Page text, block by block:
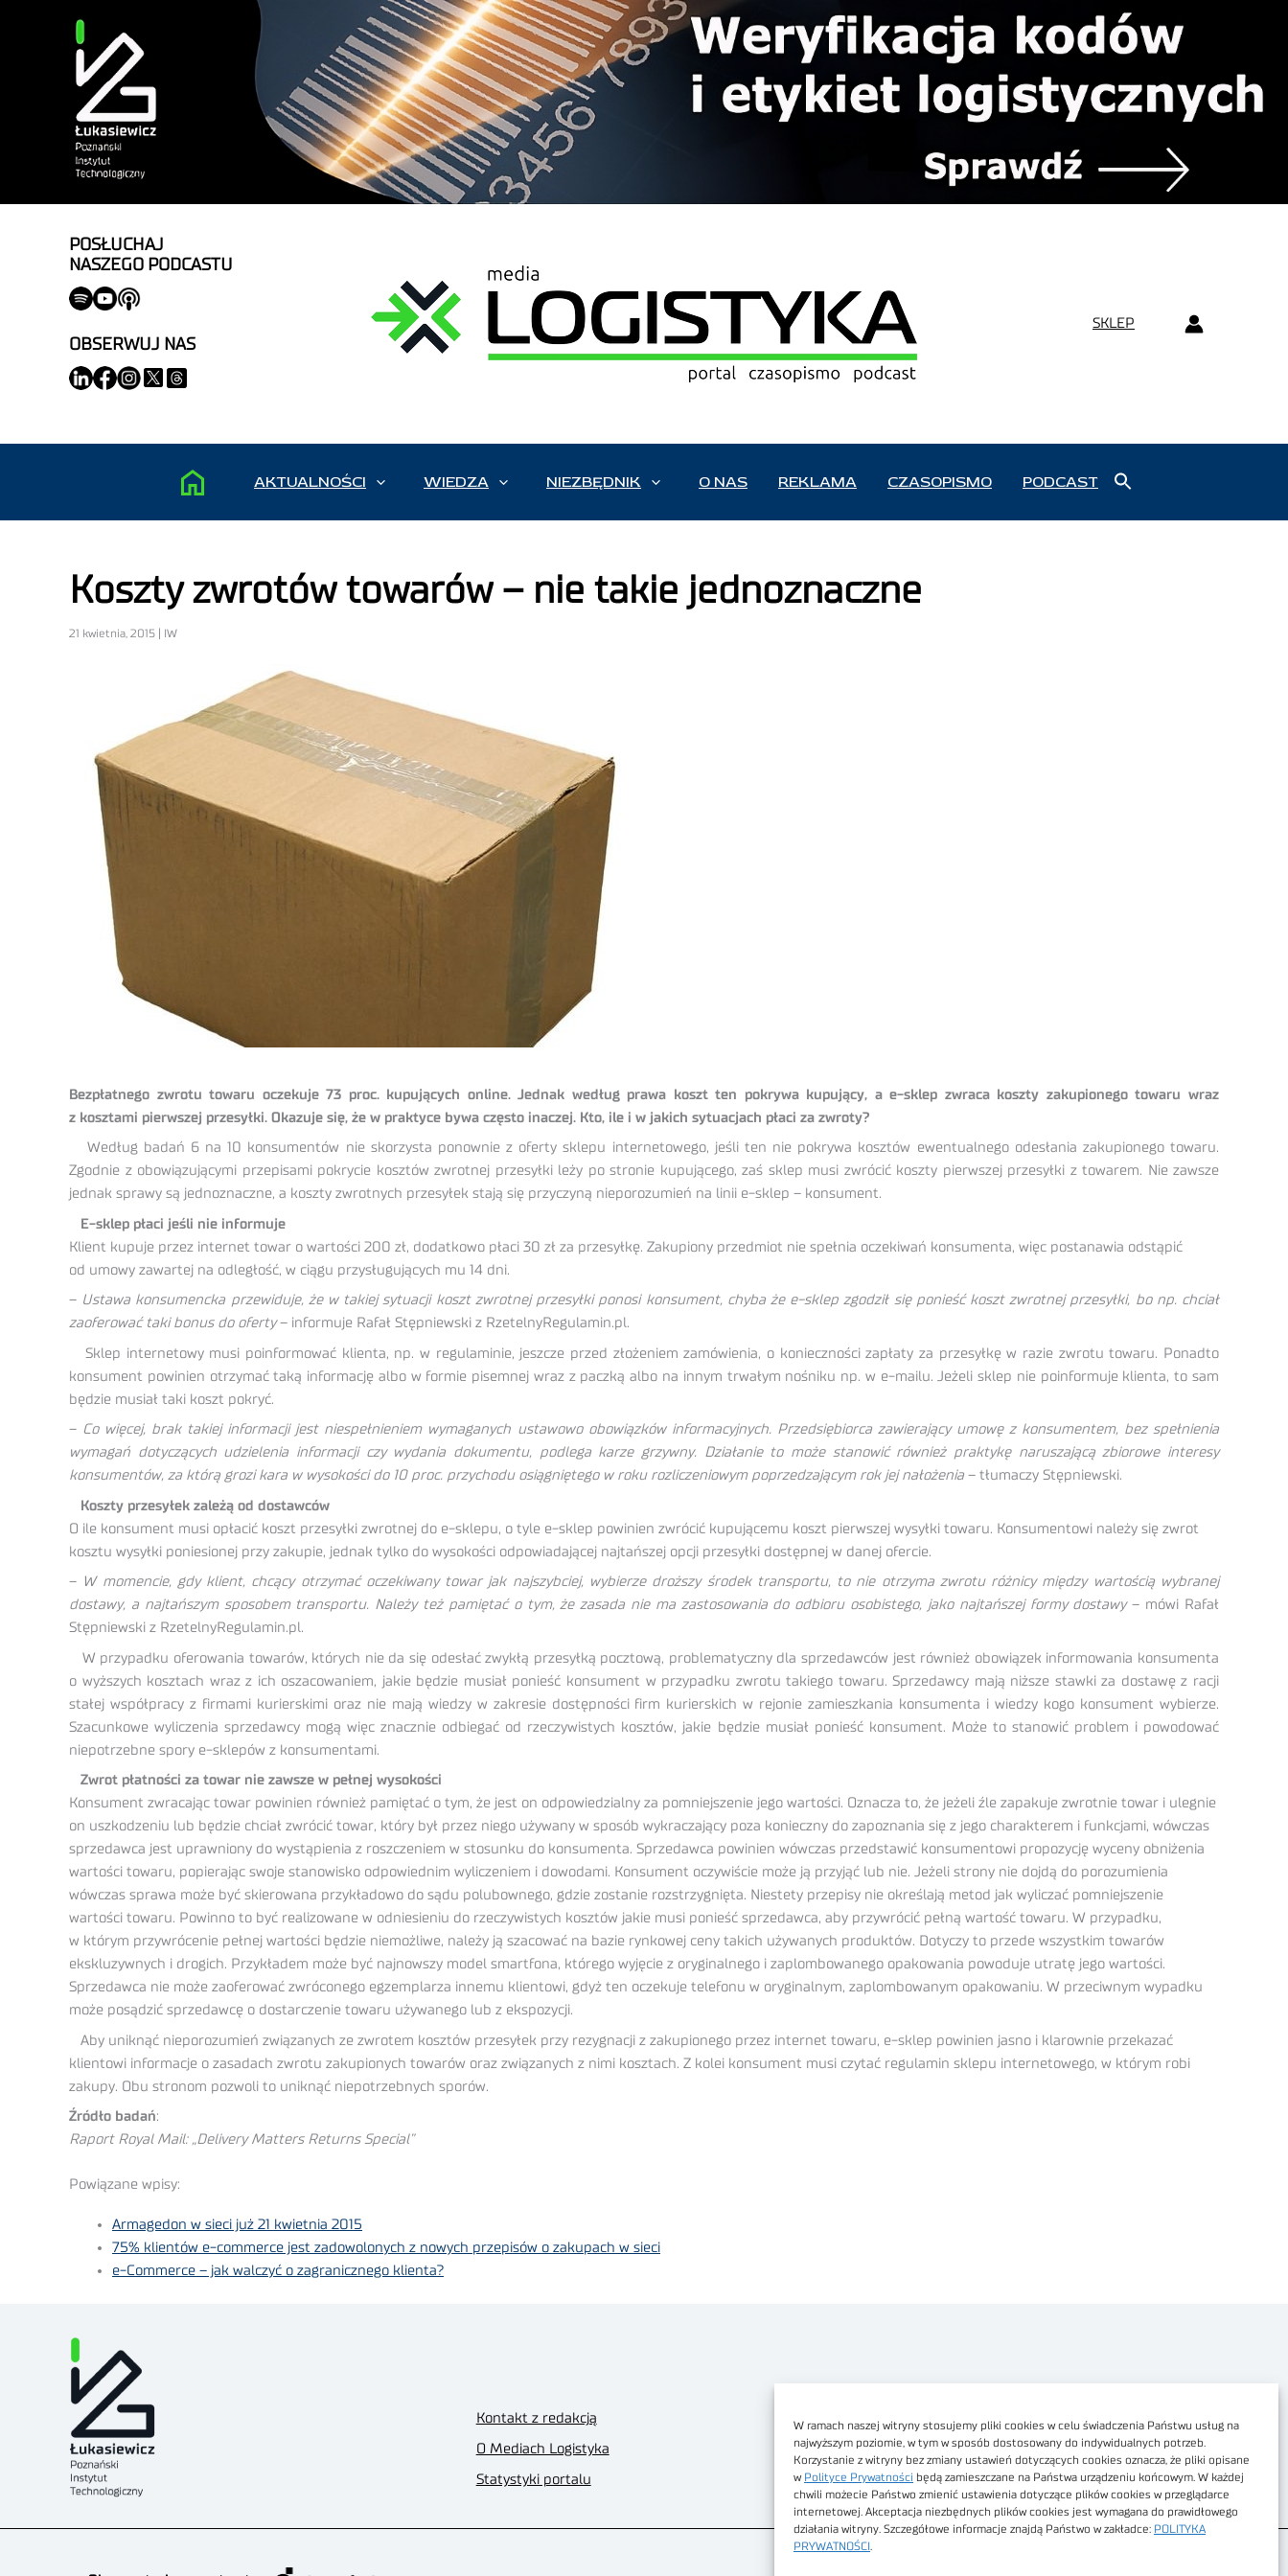
W ramach naszej witryny stosujemy pliki cookies w celu świadczenia Państwu usług na
najwyższym poziomie, w tym w sposób dostosowany do indywidualnych potrzeb.
Korzystanie z witryny bez zmiany ustawień dotyczących cookies oznacza, że pliki opisane
w Polityce Prywatności będą zamieszczane na Państwa urządzeniu końcowym. W każdej
chwili możecie Państwo zmienić ustawienia dotyczące plików cookies w przeglądarce
internetowej. Akceptacja niezbędnych plików cookies jest wymagana do prawidłowego
działania witryny. Szczegółowe informacje znajdą Państwo w zakładce: POLITYKA
PRYWATNOŚCI
POSŁUCHAJ
NASZEGO PODCASTU
OBSERWUJ NAS
SKLEP
AKTUALNOŚCI WIEDZA NIEZBĘDNIK O NAS REKLAMA CZASOPISMO PODCAST
Koszty zwrotów towarów – nie takie jednoznaczne
21 kwietnia, 2015 | IW
Bezpłatnego zwrotu towaru oczekuje 73 proc. kupujących online. Jednak według prawa koszt ten pokrywa kupujący, a e-sklep zwraca koszty zakupionego towaru wraz
z kosztami pierwszej przesyłki. Okazuje się, że w praktyce bywa często inaczej. Kto, ile i w jakich sytuacjach płaci za zwroty?
Według badań 6 na 10 konsumentów nie skorzysta ponownie z oferty sklepu internetowego, jeśli ten nie pokrywa kosztów ewentualnego odesłania zakupionego towaru.
Zgodnie z obowiązującymi przepisami pokrycie kosztów zwrotnej przesyłki leży po stronie kupującego, zaś sklep musi zwrócić koszty pierwszej przesyłki z towarem. Nie zawsze
jednak sprawy są jednoznaczne, a koszty zwrotnych przesyłek stają się przyczyną nieporozumień na linii e-sklep – konsument.
E-sklep płaci jeśli nie informuje
Klient kupuje przez internet towar o wartości 200 zł, dodatkowo płaci 30 zł za przesyłkę. Zakupiony przedmiot nie spełnia oczekiwań konsumenta, więc postanawia odstąpić
od umowy zawartej na odległość, w ciągu przysługujących mu 14 dni.
– Ustawa konsumencka przewiduje, że w takiej sytuacji koszt zwrotnej przesyłki ponosi konsument, chyba że e-sklep zgodził się ponieść koszt zwrotnej przesyłki, bo np. chciał
zaoferować taki bonus do oferty– informuje Rafał Stępniewski z RzetelnyRegulamin.pl.
Sklep internetowy musi poinformować klienta, np. w regulaminie, jeszcze przed złożeniem zamówienia, o konieczności zapłaty za przesyłkę w razie zwrotu towaru. Ponadto
konsument powinien otrzymać taką informację albo w formie pisemnej wraz z paczką albo na innym trwałym nośniku np. w e-mailu. Jeżeli sklep nie poinformuje klienta, to sam
będzie musiał taki koszt pokryć.
– Co więcej, brak takiej informacji jest niespełnieniem wymaganych ustawowo obowiązków informacyjnych. Przedsiębiorca zawierający umowę z konsumentem, bez spełnienia
wymagań dotyczących udzielenia informacji czy wydania dokumentu, podlega karze grzywny. Działanie to może stanowić również praktykę naruszającą zbiorowe interesy
konsumentów, za którą grozi kara w wysokości do 10 proc. przychodu osiągniętego w roku rozliczeniowym poprzedzającym rok jej nałożenia – tłumaczy Stępniewski.
Koszty przesyłek zależą od dostawców
O ile konsument musi opłacić koszt przesyłki zwrotnej do e-sklepu, o tyle e-sklep powinien zwrócić kupującemu koszt pierwszej wysyłki towaru. Konsumentowi należy się zwrot
kosztu wysyłki poniesionej przy zakupie, jednak tylko do wysokości odpowiadającej najtańszej opcji przesyłki dostępnej w danej ofercie.
–
W momencie, gdy klient, chcący otrzymać oczekiwany towar jak najszybciej, wybierze droższy środek transportu, to nie otrzyma zwrotu różnicy między wartością wybranej
dostawy, a najtańszym sposobem transportu. Należy też pamiętać o tym, że zasada nie ma zastosowania do odbioru osobistego, jako najtańszej formy dostawy– mówi Rafał
Stępniewski z RzetelnyRegulamin.pl.
W przypadku oferowania towarów, których nie da się odesłać zwykłą przesyłką pocztową, problematyczny dla sprzedawców jest również obowiązek informowania konsumenta
o wyższych kosztach wraz z ich oszacowaniem, jakie będzie musiał ponieść konsument w przypadku zwrotu takiego towaru. Sprzedawcy mają niższe stawki za dostawę z racji
stałej współpracy z firmami kurierskimi oraz nie mają wiedzy w zakresie dostępności firm kurierskich w rejonie zamieszkania konsumenta i wiedzy kogo konsument wybierze.
Szacunkowe wyliczenia sprzedawcy mogą więc znacznie odbiegać od rzeczywistych kosztów, jakie będzie musiał ponieść konsument. Może to stanowić problem i powodować
niepotrzebne spory e-sklepów z konsumentami.
Zwrot płatności za towar nie zawsze w pełnej wysokości
Konsument zwracając towar powinien również pamiętać o tym, że jest on odpowiedzialny za pomniejszenie jego wartości. Oznacza to, że jeżeli źle zapakuje zwrotnie towar i ulegnie
on uszkodzeniu lub będzie chciał zwrócić towar, który był przez niego używany w sposób wykraczający poza konieczny do zapoznania się z jego charakterem i funkcjami, wówczas
sprzedawca jest uprawniony do wystąpienia z roszczeniem w stosunku do konsumenta. Sprzedawca powinien wówczas przedstawić konsumentowi propozycję wyceny obniżenia
wartości towaru, popierając swoje stanowisko odpowiednim wyliczeniem i dowodami. Konsument oczywiście może ją przyjąć lub nie. Jeżeli strony nie dojdą do porozumienia
wówczas sprawa może być skierowana przykładowo do sądu polubownego, gdzie zostanie rozstrzygnięta. Niestety przepisy nie określają metod jak wyliczać pomniejszenie
wartości towaru. Powinno to być realizowane w odniesieniu do rzeczywistych kosztów jakie musi ponieść sprzedawca, aby przywrócić pełną wartość towaru. W przypadku,
w którym przywrócenie pełnej wartości będzie niemożliwe, należy ją szacować na bazie rynkowej ceny takich używanych produktów. Dotyczy to przede wszystkim towarów
ekskluzywnych i drogich. Przykładem może być najnowszy model smartfona, którego wyjęcie z oryginalnego i zaplombowanego opakowania powoduje utratę jego wartości.
Sprzedawca nie może zaoferować zwróconego egzemplarza innemu klientowi, gdyż ten oczekuje telefonu w oryginalnym, zaplombowanym opakowaniu. W przeciwnym wypadku
może posądzić sprzedawcę o dostarczenie towaru używanego lub z ekspozycji.
Aby uniknąć nieporozumień związanych ze zwrotem kosztów przesyłek przy rezygnacji z zakupionego przez internet towaru, e-sklep powinien jasno i klarownie przekazać
klientowi informacje o zasadach zwrotu zakupionych towarów oraz związanych z nimi kosztach. Z kolei konsument musi czytać regulamin sklepu internetowego, w którym robi
zakupy. Obu stronom pozwoli to uniknąć niepotrzebnych sporów.
Źródło badań:
Raport Royal Mail: „Delivery Matters Returns Special”
Powiązane wpisy:
Armagedon w sieci już 21 kwietnia 2015
75% klientów e-commerce jest zadowolonych z nowych przepisów o zakupach w sieci
e-Commerce – jak walczyć o zagranicznego klienta?
Kontakt z redakcją
O Mediach Logistyka
Statystyki portalu
Dostępność cyfrowa
Regulamin Portalu
Regulamin sklepu